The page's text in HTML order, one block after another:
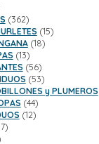
362362
productos
1515
1818
1313
productos
5656
productos
5353
productos
y PLUMEROS
4444
productos
1212
17